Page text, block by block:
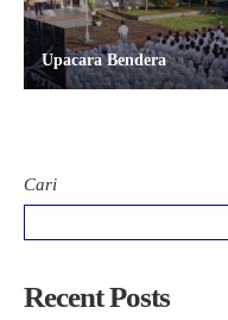
Upacara Bendera
Cari
Recent Posts